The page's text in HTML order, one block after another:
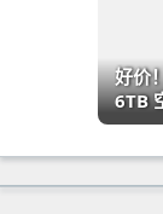
好价
6TB